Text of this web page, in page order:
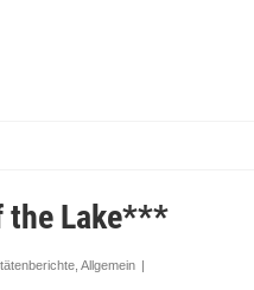
Lake***
,Allgemein